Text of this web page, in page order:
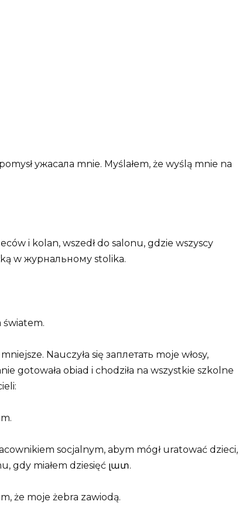
ужасала mnie. Myślałem, że wyślą mnie na
i kolan, wszedł do salonu, gdzie wszyscy
w журнальному stolika.
światem.
Nauczyła się заплетать moje włosy,
gotowała obiad i chodziła na wszystkie szkolne
socjalnym, abym mógł uratować dzieci,
gdy miałem dziesięć լատ.
że moje żebra zawiodą.